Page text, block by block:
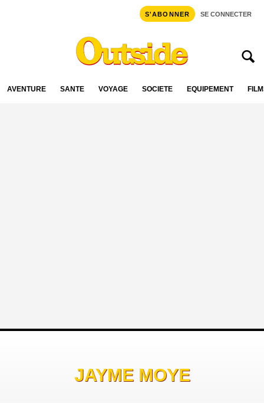
S'ABONNER SE CONNECTER
AVENTURE SANTÉ VOYAGE SOCIÉTÉ ÉQUIPEMENT
JAYME MOYE